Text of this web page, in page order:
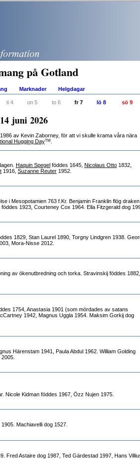
på Gotland
Marknader Helgdagar
ti 4 on 5 to 6 fr 7 lö 8 sö 9
juni 2026
av Kevin Zaborney, för att vi skulle krama våra nära
Hugging DayTM
Haquin Spegel föddes 1645, Nicolaus Otto 1832,
1916, Suzanne Reuter 1952.
i Mesopotamien 763 f.Kr. Benjamin Franklin flög draken
1923, Courteney Cox 1964. Ella Fitzgerald dog
1829, Stan Laurel 1890, Torgny Lindgren 1938.
Mora-Nisse 2012.
av ökenutbredning och torka. Stravinskij föddes 1882,
1754, Anastasia 1901 (som mördades av satans
1942, Magnus Uggla 1954. Maksim Gorkij dog
Härenstam 1941, Paula Abdul 1962. William Golding
Nicole Kidman föddes 1967, Özz Nujen 1975.
Machiavelli dog 1527.
Fred Astaire dog 1987, Ted Gärdestad 1997, Hans